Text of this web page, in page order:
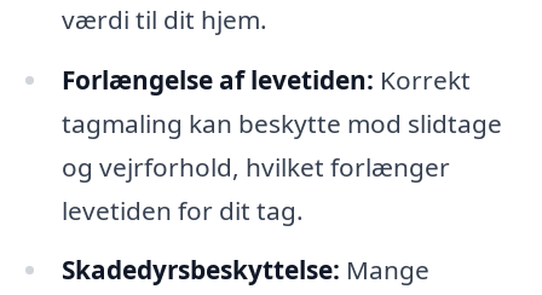
værdi til dit hjem.
Forlængelse af levetiden: Korrekt
tagmaling kan beskytte mod slidtage
og vejrforhold, hvilket forlænger
levetiden for dit tag.
Skadedyrsbeskyttelse: Mange